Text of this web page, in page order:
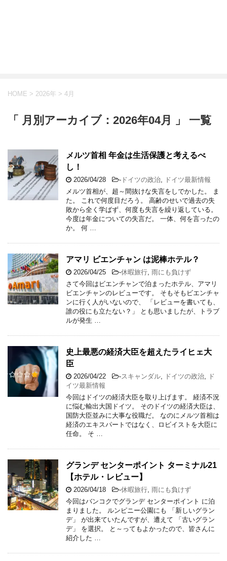
HOME > 2026年 > 4月
「 月別アーカイブ：2026年04月 」 一覧
メルツ首相 年金は生活保護と考えるべ
し！
2026/04/28 - ドイツの政治
ドイツ最新情報
メルツ首相が、超～間抜けな失言をしでかした。 ま
た。 これで何度目だろう。 高齢のせいで過去の失
敗から全く学ばず、何度も失言を繰り返している。
今度は年金についての失言だ。 一体、何を言ったの
か。 何 …
アマリ ビエンチャン は泥棒ホテル？
2026/04/25 -休暇旅行 雨にも負けず
さて今回はビエンチャンで泊まったホテル、アマリ
ビエンチャンのレビューです。 そもそもビエンチャ
ンに行く人がいないので、 「レビューを書いても、
誰の役にも立たない？」 とも思いましたが、トラブ
ルが発生 …
史上最悪の経済大臣を超えたライヒェ大
臣
2026/04/22 -スキャンダル ドイツの政治
ド
イツ最新情報
今回はドイツの経済大臣を取り上げます。 経済不況
に悩む輸出大国ドイツ。 そのドイツの経済大臣は、
国防大臣並みに大事な役職だ。 なのにメルツ首相は
経済のエキスパートではなく、ロビイストを大臣に
任命。 そ …
グランデ センターポイント ターミナル21
【ホテル・レビュー】
2026/04/18 -休暇旅行 雨にも負けず
今回はバンコクでグランデ センターポイント に泊
まりました。 ルンピニー公園にも 「新しいグラン
デ」 が出来ていたんですが、遭えて 「古いグラン
デ」 を選択。 と～ってもよかったので、皆さんに
紹介した …